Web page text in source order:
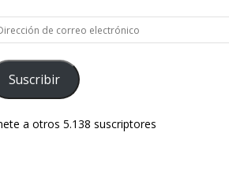
Suscribir
a otros 5.138 suscriptores